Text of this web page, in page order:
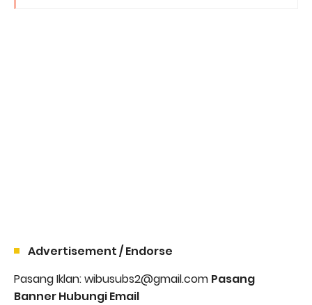
Advertisement / Endorse
Pasang Iklan: wibusubs2@gmail.com Pasang
Banner Hubungi Email